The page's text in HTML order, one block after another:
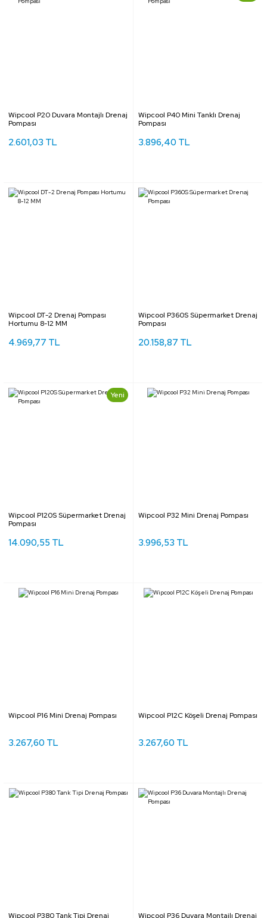
Wipcool P20 Duvara Montajlı Drenaj
Pompası
2.601,03 TL
Wipcool P40 Mini Tanklı Drenaj
Pompası
3.896,40 TL
Wipcool DT-2 Drenaj Pompası
Hortumu 8-12 MM
4.969,77 TL
Wipcool P360S Süpermarket Drenaj
Pompası
20.158,87 TL
Yeni
Wipcool P120S Süpermarket Drenaj
Pompası
14.090,55 TL
Wipcool P32 Mini Drenaj Pompası
3.996,53 TL
Wipcool P16 Mini Drenaj Pompası
3.267,60 TL
Wipcool P12C Köşeli Drenaj Pompası
3.267,60 TL
Wipcool P380 Tank Tipi Drenaj Wipcool P36 Duvara Montajlı Drenaj